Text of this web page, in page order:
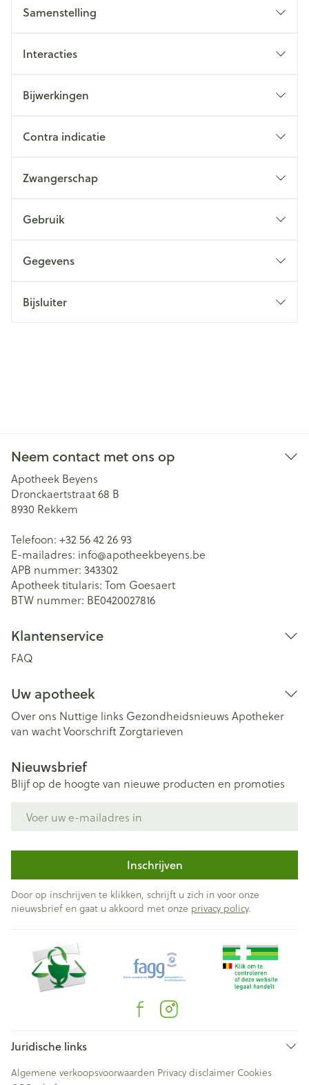
Samenstelling
Interacties
Bijwerkingen
Contra indicatie
Zwangerschap
Gebruik
Gegevens
Bijsluiter
Neem contact met ons op
Apotheek Beyens
Dronckaertstraat 68 B
8930 Rekkem
Telefoon: +32 56 42 26 93
E-mailadres: info@apotheekbeyens.be
APB nummer: 343302
Apotheek titularis: Tom Goesaert
BTW nummer: BE0420027816
Klantenservice
FAQ
Uw apotheek
Over ons Nuttige links Gezondheidsnieuws Apotheker
van wachtVoorschriftZorgtarieven
Nieuwsbrief
Blijf op de hoogte van nieuwe producten en promoties
Inschrijven
Door op inschrijven te klikken, schrijft u zich in voor onze
nieuwsbrief en gaat u akkoord met onze privacy policy.
Juridische links
Algemene verkoopsvoorwaarden Privacy disclaimer Cookies